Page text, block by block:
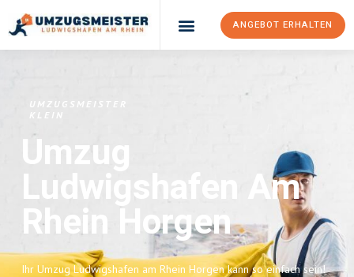
ANGEBOT ERHALTEN
UMZUGSMEISTER
KLEIN
Umzug
Ludwigshafen Am
Rhein Horgen
Ihr Umzug Ludwigshafen am Rhein Horgen kann so einfach sein!